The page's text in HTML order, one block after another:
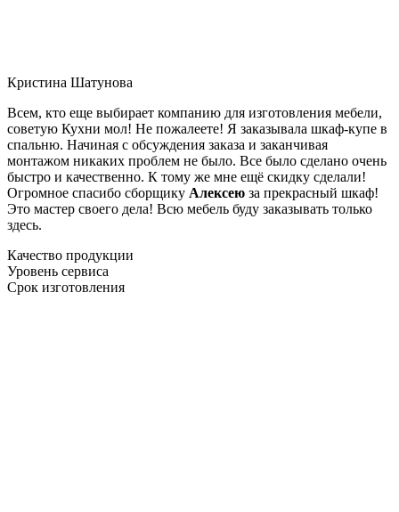
Кристина Шатунова
Всем, кто еще выбирает компанию для изготовления мебели,
советую Кухни мол! Не пожалеете! Я заказывала шкаф-купе в
спальню. Начиная с обсуждения заказа и заканчивая
монтажом никаких проблем не было. Все было сделано очень
быстро и качественно. К тому же мне ещё скидку сделали!
Огромное спасибо сборщику Алексею за прекрасный шкаф!
Это мастер своего дела! Всю мебель буду заказывать только
здесь.
Качество продукции
Уровень сервиса
Срок изготовления